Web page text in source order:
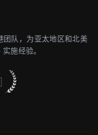
队，为亚太地区和北美
施经验。